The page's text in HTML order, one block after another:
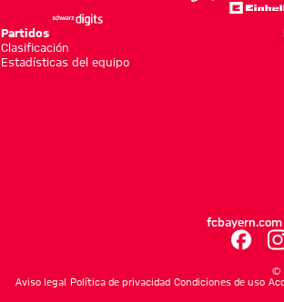
Partidos
Clasificación
Estadísticas del equipo
fcbayern.com
©
Aviso legal Política de privacidad Condiciones de uso